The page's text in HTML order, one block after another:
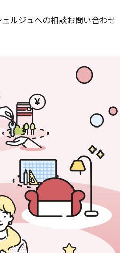
ェルジュへの相談お問い合わせ